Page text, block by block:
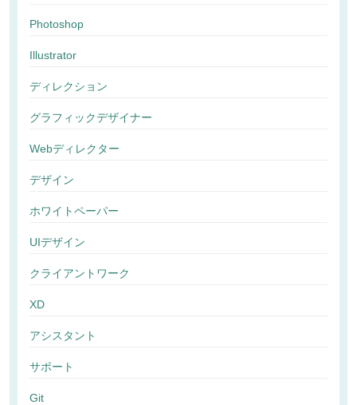
Photoshop
Illustrator
ディレクション
グラフィックデザイナー
Webディレクター
デザイン
ホワイトペーパー
UIデザイン
クライアントワーク
XD
アシスタント
サポート
Git